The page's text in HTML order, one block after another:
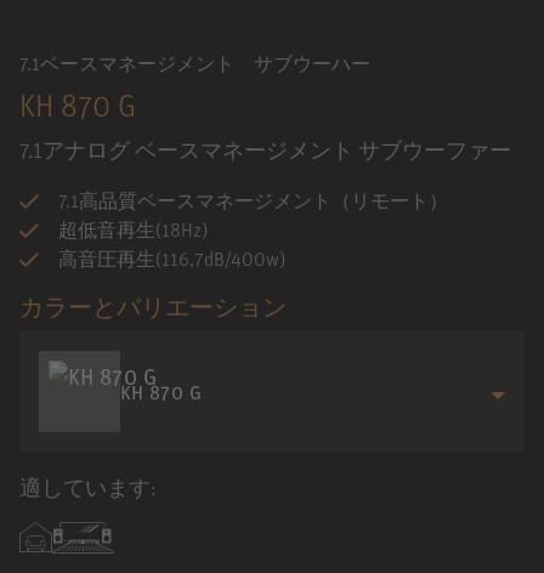
7.1ベースマネージメント サブウーハー
KH 870 G
7.1アナログ ベースマネージメント サブウーファー
7.1高品質ベースマネージメント（リモート）
超低音再生(18Hz)
高音圧再生(116,7dB/400w)
カラーとバリエーション
KH 870 G
適しています: